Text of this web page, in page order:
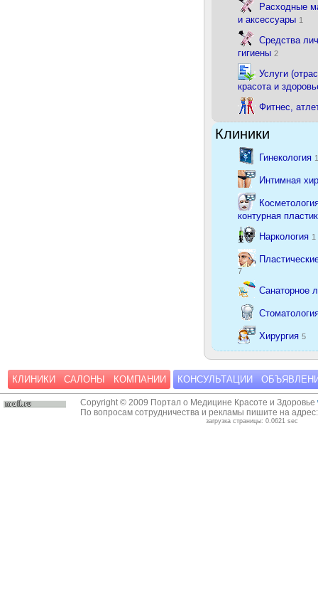
Расходные
и аксессуары 1
Средства
гигиены 2
Услуги
красота и
Фитнес,
Клиники
Гинекология 1
Интимная
контурная
Наркология 1
7
Санаторное
Хирургия 5
КЛИНИКИ САЛОНЫ КОМПАНИИ КОНСУЛЬТАЦИИ
Copyright © 2009 Портал о Медицине Красоте и Здоровье
По вопросам сотрудничества и рекламы пишите на
загрузка страницы: 0.0621 sec